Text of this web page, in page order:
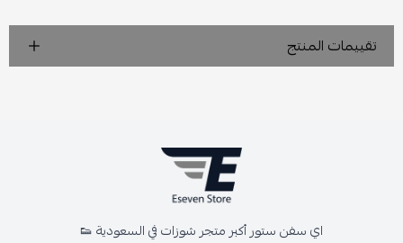
تقييمات المنتج
اي سفن ستور أكبر متجر شوزات في السعودية 👟